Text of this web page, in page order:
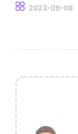
2023-09-08